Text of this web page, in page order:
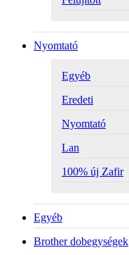
Nyomtató
Egyéb
Eredeti
Nyomtató
Lan
100% új Zafir
Egyéb
Brother dobegységek